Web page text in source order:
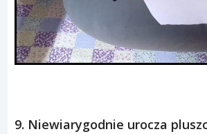
9. Niewiarygodnie urocza